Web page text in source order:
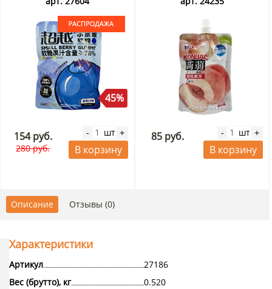
45%
154 руб.
280 руб.
- шт +
В корзину
85 руб. - шт +
В корзину
Описание Отзывы (0)
Характеристики
Артикул
27186
Вес (брутто), кг
0.520